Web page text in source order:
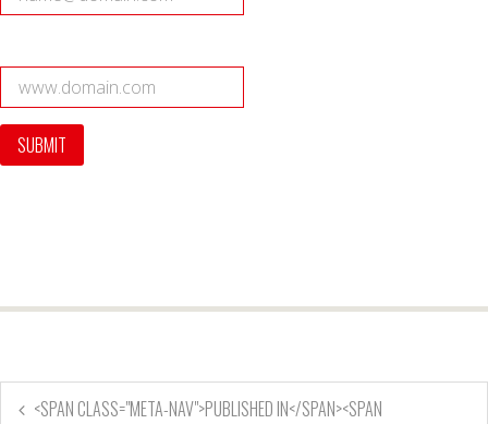
<SPAN CLASS="META-NAV">PUBLISHED IN</SPAN><SPAN